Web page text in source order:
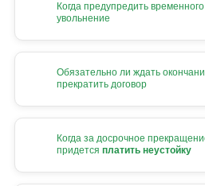
Когда предупредить
увольнение
Обязательно ли ждать
прекратить договор
Когда за досрочное
придется платить неустойку